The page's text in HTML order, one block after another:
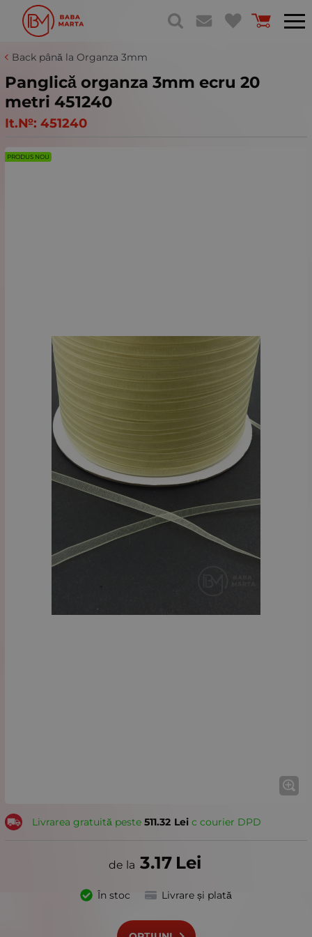
Back până la Organza 3mm
Panglică organza 3mm ecru 20
metri 451240
It.№: 451240
PRODUS NOU
Livrarea gratuită peste 511.32 Leiс courier DPD
3.17 Lei
În stoc Livrare și plată